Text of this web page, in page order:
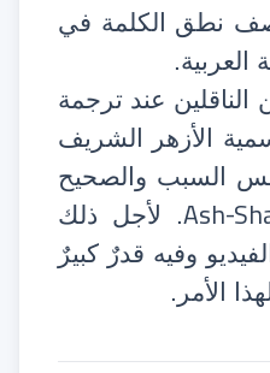
نطق الكلمة في
العربية.
عند ترجمة
الأزهر الشريف
السبب والصحيح
Ash-. لأجل ذلك
وفيه قدرٌ كبيرٌ
الأمر.